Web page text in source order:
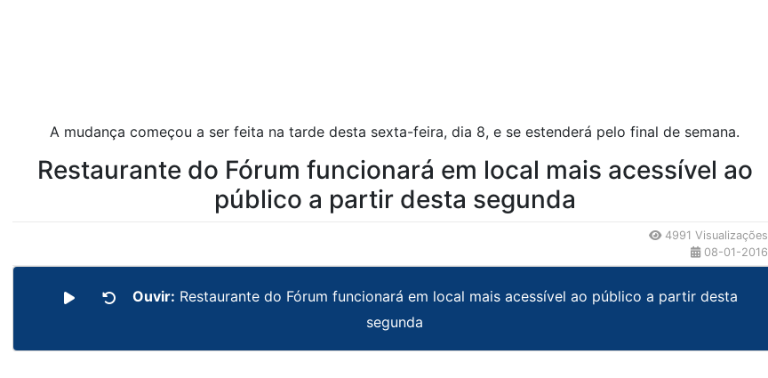
A mudança começou a ser feita na tarde desta sexta-feira, dia 8, e se estenderá pelo final de semana.
Restaurante do Fórum funcionará em local mais acessível ao
público a partir desta segunda
4991 Visualizações
08-01-2016
Ouvir: Restaurante do Fórum funcionará em local mais acessível ao público a partir desta
segunda